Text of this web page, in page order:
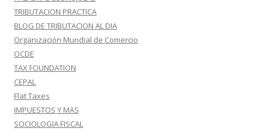
TRIBUTACION PRACTICA
BLOG DE TRIBUTACION AL DIA
Organización Mundial de Comercio
OCDE
TAX FOUNDATION
CEPAL
Flat Taxes
IMPUESTOS Y MAS
SOCIOLOGIA FISCAL